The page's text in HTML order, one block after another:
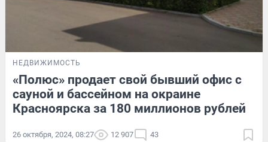
НЕДВИЖИМОСТЬ
«Полюс» продает свой бывший офис с
сауной и бассейном на окраине
Красноярска за 180 миллионов рублей
26 октября, 2024, 08:27 12 907 43